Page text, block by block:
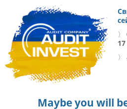
〉
17
〉
Maybe you will